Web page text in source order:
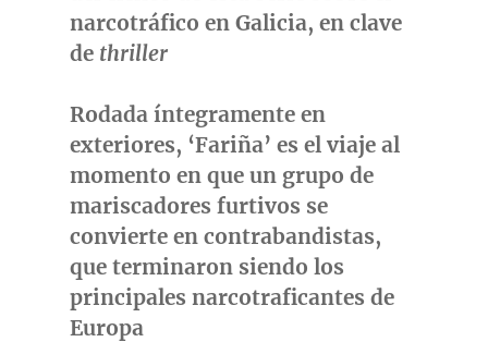
narcotráfico en Galicia, en clave
de thriller
Rodada íntegramente en
exteriores, ‘Fariña’ es el viaje al
momento en que un grupo de
mariscadores furtivos se
convierte en contrabandistas,
que terminaron siendo los
principales narcotraficantes de
Europa